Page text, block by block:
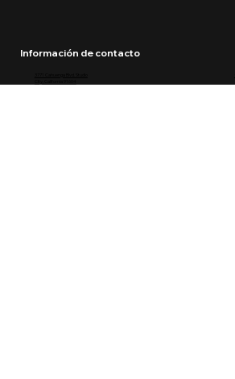
Información de contacto